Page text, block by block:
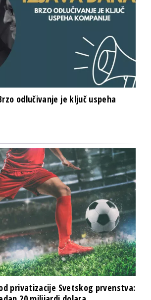
odlučivanje je ključ uspeha
privatizacije Svetskog prvenstva: